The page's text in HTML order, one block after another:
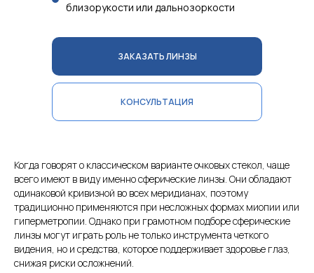
близорукости или дальнозоркости
КОНСУЛЬТАЦИЯ
ЗАКАЗАТЬ ЛИНЗЫ
Когда говорят о классическом варианте очковых стекол, чаще
всего имеют в виду именно сферические линзы. Они обладают
одинаковой кривизной во всех меридианах, поэтому
традиционно применяются при несложных формах миопии или
гиперметропии. Однако при грамотном подборе сферические
линзы могут играть роль не только инструмента четкого
видения, но и средства, которое поддерживает здоровье глаз,
снижая риски осложнений.